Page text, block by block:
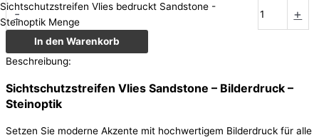
-
Sichtschutzstreifen Vlies bedruckt Sandstone -
Steinoptik Menge
+
In den Warenkorb
Beschreibung:
Sichtschutzstreifen Vlies Sandstone – Bilderdruck –
Steinoptik
Setzen Sie moderne Akzente mit hochwertigem Bilderdruck für alle